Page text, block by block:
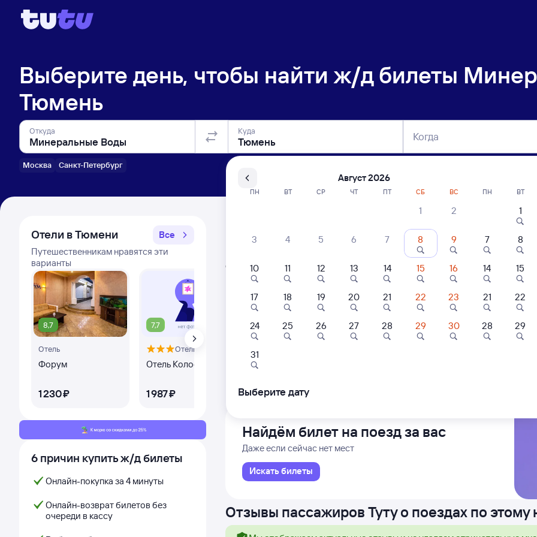
Выберите день, чтобы найти ж/д билеты
Тюмень
Откуда
Москва Санкт-Петербург
Куда Когда
Отели в Тюмени
Все
Путешественникам нравятся эти
варианты
8,7
Отель
Форум
1 ⁠230 ⁠₽
7,7
Отель
Отель Колос
1 ⁠987 ⁠₽
9,2
Евразия Бизнес
4 ⁠700 ⁠₽
8,9
6 причин купить ж/д билеты
Онлайн-покупка за 4 минуты
Онлайн-возврат билетов без
очереди в кассу
Расписание поездов Минеральные Воды —
Расписание поездов Тюмень — Минеральные Воды
Открыта продажа билетов на 5 ноября. Отправление и прибытие по местному
119Э Проходящий
Минеральные Воды
из Кисловодска
17:22 11:59
Найдём билет на поезд за вас
Даже если сейчас нет мест
Искать билеты
Отзывы пассажиров Туту о поездах по
Август 2026
ПН ВТ СР ЧТ ПТ СБ ВС
1 2
3 4 5 6 7 8 9
10 11 12 13 14 15 16
17 18 19 20 21 22 23
24 25 26 27 28 29 30
31
ПН ВТ
1
7 8
14 15
21 22
28 29
Выберите дату